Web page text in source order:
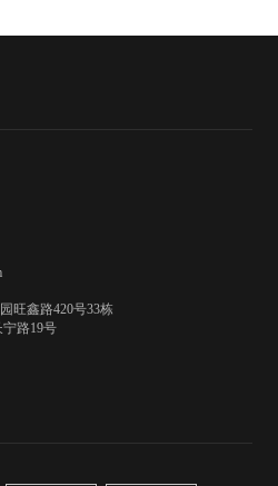
旺鑫路420号33栋
路19号